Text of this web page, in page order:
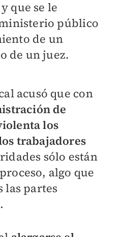
que se le
público
de un
de un juez.
acusó que con
de
los
trabajadores
sólo están
algo que
las partes